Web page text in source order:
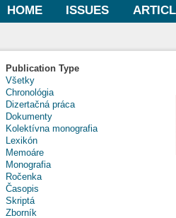
Main menu
HOME ISSUES
Publication Type
Všetky
Chronológia
Dizertačná práca
Dokumenty
Kolektívna monografia
Lexikón
Memoáre
Monografia
Ročenka
Časopis
Skriptá
Zborník